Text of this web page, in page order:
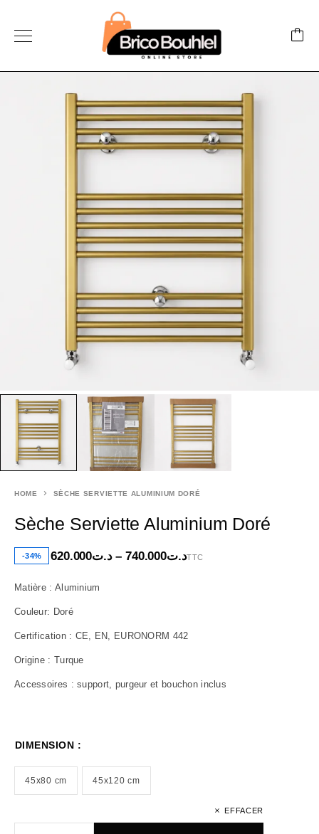
HOME SÈCHE SERVIETTE ALUMINIUM DORÉ
Sèche Serviette Aluminium Doré
-34% د.ت620.000 – د.ت740.000 TTC
Matière : Aluminium
Couleur: Doré
Certification : CE, EN, EURONORM 442
Origine : Turque
Accessoires : support, purgeur et bouchon inclus
DIMENSION :
45x80 cm 45x120 cm
EFFACER